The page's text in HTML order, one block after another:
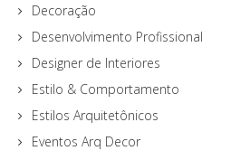
Decoração
Desenvolvimento Profissional
Designer de Interiores
Estilo & Comportamento
Estilos Arquitetônicos
Eventos Arq Decor